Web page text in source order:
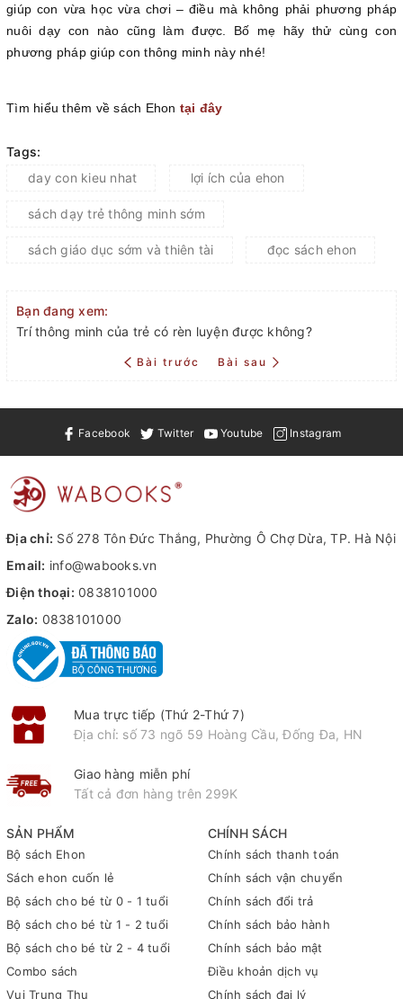
giúp con vừa học vừa chơi – điều mà không phải phương pháp
nuôi dạy con nào cũng làm được. Bố mẹ hãy thử cùng con
phương pháp giúp con thông minh này nhé!
Tìm hiểu thêm về sách Ehon tại đây
Tags:
day con kieu nhat
lợi ích của ehon
sách dạy trẻ thông minh sớm
sách giáo dục sớm và thiên tài đọc sách ehon
Bạn đang xem:
Trí thông minh của trẻ có rèn luyện được không?
Bài trước Bài sau
Facebook Twitter Youtube Instagram
SẢN PHẨM
Bộ sách Ehon
Sách ehon cuốn lẻ
Bộ sách cho bé từ 0 - 1 tuổi
Bộ sách cho bé từ 1 - 2 tuổi
Bộ sách cho bé từ 2 - 4 tuổi
Combo sách
Vui Trung Thu
CHÍNH SÁCH
Chính sách thanh toán
Chính sách vận chuyển
Chính sách đổi trả
Chính sách bảo hành
Chính sách bảo mật
Điều khoản dịch vụ
Chính sách đại lý
Địa chỉ: Số 278 Tôn Đức Thắng, Phường Ô Chợ Dừa, TP. Hà Nội
Email: info@wabooks.vn
Điện thoại: 0838101000
Zalo: 0838101000
Mua trực tiếp (Thứ 2-Thứ 7)
Địa chỉ: số 73 ngõ 59 Hoàng Cầu, Đống Đa, HN
Giao hàng miễn phí
Tất cả đơn hàng trên 299K